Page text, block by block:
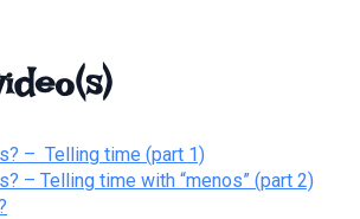
– Telling time (part 1)
– Telling time with “menos” (part 2)